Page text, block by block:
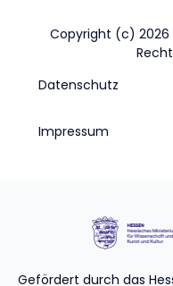
Copyright (c) 2026
Datenschutz
Impressum
Gefördert durch das